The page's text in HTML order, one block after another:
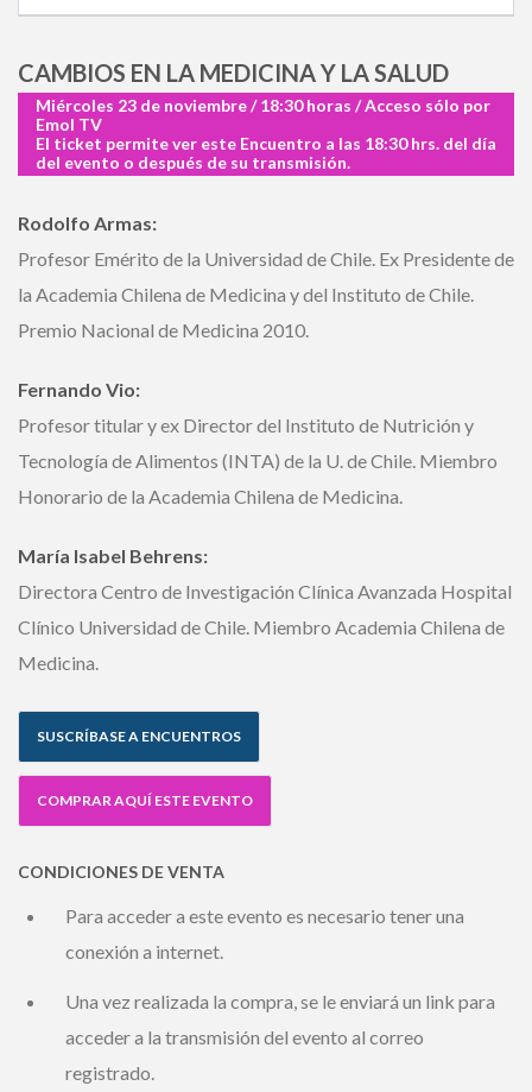
CAMBIOS EN LA MEDICINA Y LA SALUD
Miércoles 23 de noviembre / 18:30 horas / Acceso sólo
por Emol TV
El ticket permite ver este Encuentro a las 18:30 hrs. del
día del evento o después de su transmisión.
Rodolfo Armas:
Profesor Emérito de la Universidad de Chile. Ex Presidente
de la Academia Chilena de Medicina y del Instituto de
Chile. Premio Nacional de Medicina 2010.
Fernando Vio:
Profesor titular y ex Director del Instituto de Nutrición y
Tecnología de Alimentos (INTA) de la U. de Chile.
Miembro Honorario de la Academia Chilena de Medicina.
María Isabel Behrens:
Directora Centro de Investigación Clínica Avanzada
Hospital Clínico Universidad de Chile. Miembro Academia
Chilena de Medicina.
SUSCRÍBASE A ENCUENTROS
COMPRAR AQUÍ ESTE EVENTO
CONDICIONES DE VENTA
Para acceder a este evento es necesario tener una
conexión a internet.
Una vez realizada la compra, se le enviará un link para
acceder a la transmisión del evento al correo
registrado.
Llámenos al+562 27536300ó escríbanos a